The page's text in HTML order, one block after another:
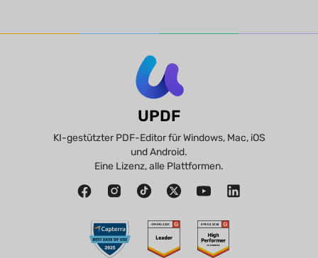
UPDF
KI-gestützter PDF-Editor für Windows, Mac, iOS
und Android.
Eine Lizenz, alle Plattformen.